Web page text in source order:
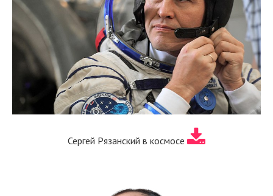
Сергей Рязанский в космосе